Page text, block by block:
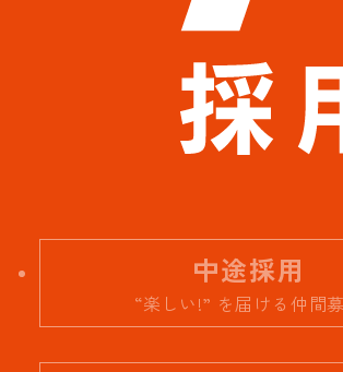
中途採用
“楽しい!” を届ける仲間